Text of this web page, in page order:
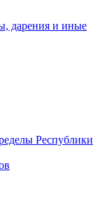
дарения и иные
Республики